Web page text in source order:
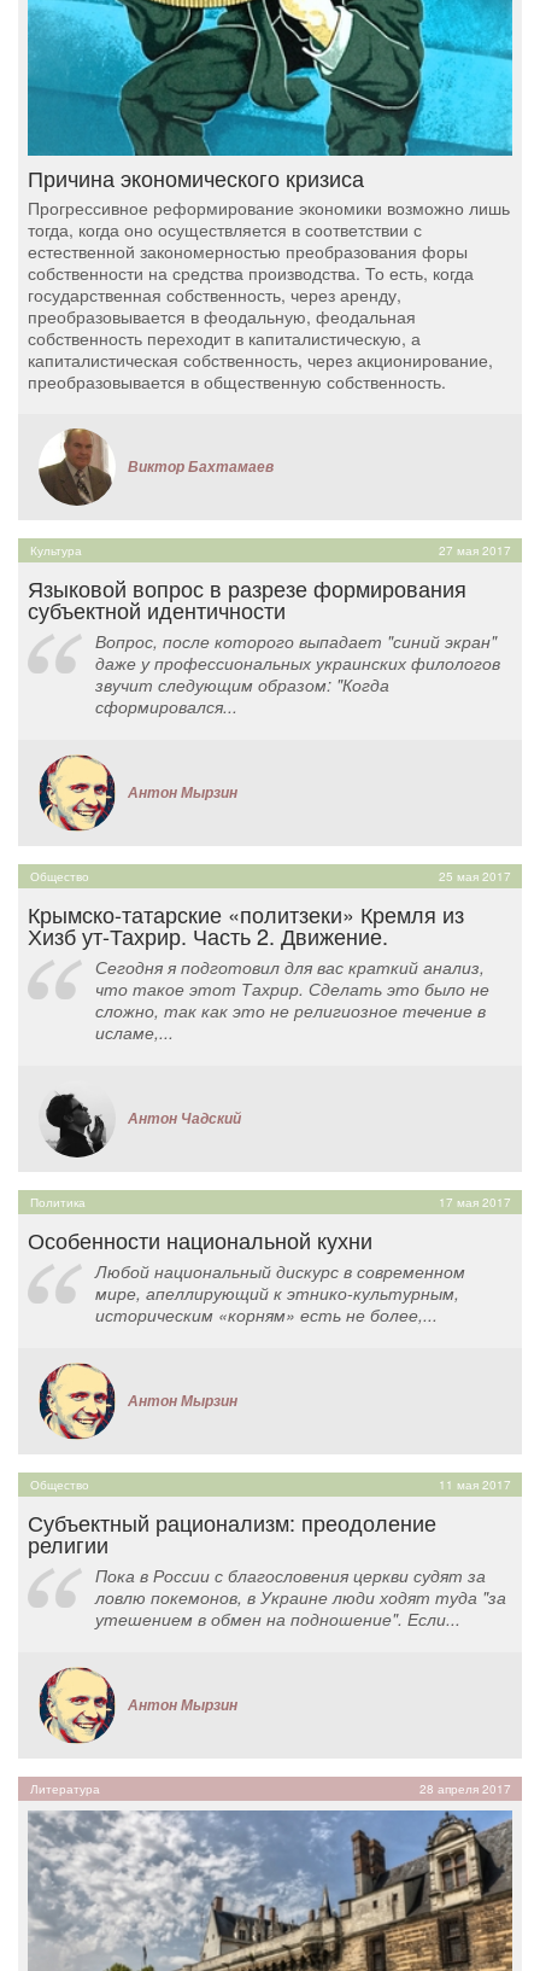
Причина экономического кризиса
Прогрессивное реформирование экономики возможно лишь
тогда, когда оно осуществляется в соответствии с
естественной закономерностью преобразования форы
собственности на средства производства. То есть, когда
государственная собственность, через аренду,
преобразовывается в феодальную, феодальная
собственность переходит в капиталистическую, а
капиталистическая собственность, через акционирование,
преобразовывается в общественную собственность.
Виктор Бахтамаев
Культура 27 мая 2017
Языковой вопрос в разрезе формирования
субъектной идентичности
Вопрос, после которого выпадает "синий экран"
даже у профессиональных украинских филологов
звучит следующим образом: "Когда
сформировался...
Антон Мырзин
Общество 25 мая 2017
Крымско-татарские «политзеки» Кремля из
Хизб ут-Тахрир. Часть 2. Движение.
Сегодня я подготовил для вас краткий анализ,
что такое этот Тахрир. Сделать это было не
сложно, так как это не религиозное течение в
исламе,...
Антон Чадский
Политика 17 мая 2017
Особенности национальной кухни
Любой национальный дискурс в современном
мире, апеллирующий к этнико-культурным,
историческим «корням» есть не более,...
Антон Мырзин
Общество 11 мая 2017
Субъектный рационализм: преодоление
религии
Пока в России с благословения церкви судят за
ловлю покемонов, в Украине люди ходят туда "за
утешением в обмен на подношение". Если...
Антон Мырзин
Литература 28 апреля 2017